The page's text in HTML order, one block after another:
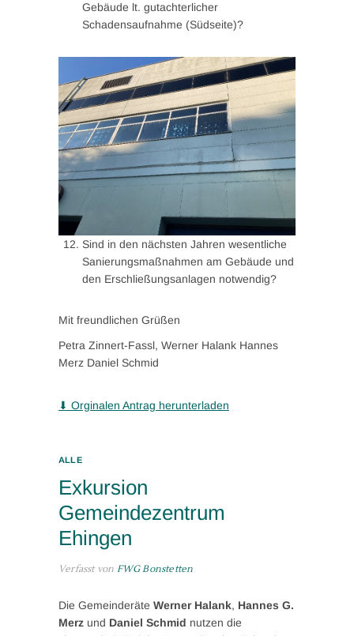
Gebäude lt. gutachterlicher
Schadensaufnahme (Südseite)?
Sind in den nächsten Jahren wesentliche
Sanierungsmaßnahmen am Gebäude und
den Erschließungsanlagen notwendig?
Mit freundlichen Grüßen
Petra Zinnert-Fassl, Werner Halank Hannes
Merz Daniel Schmid
⬇ Orginalen Antrag herunterladen
ALLE
Exkursion
Gemeindezentrum
Ehingen
Verfasst von FWG Bonstetten
Die Gemeinderäte Werner Halank, Hannes G.
Merz und Daniel Schmid nutzen die